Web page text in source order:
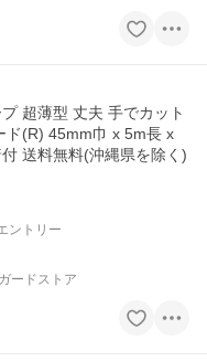
プ 超薄型 丈夫 手でカット
ド(R) 45mm巾 x 5m長 x
送料無料(沖縄県を除く)
ントリー
ードストア